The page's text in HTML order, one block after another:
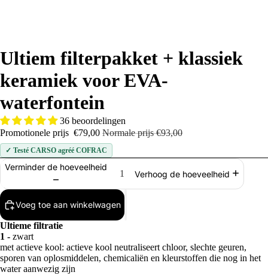
Ultiem filterpakket + klassiek
keramiek voor EVA-
waterfontein
36 beoordelingen
Promotionele prijs €79,00 Normale prijs€93,00
✓ Testé CARSO agréé COFRAC
Verminder de hoeveelheid
Verhoog de hoeveelheid
Voeg toe aan winkelwagen
Ultieme filtratie
1 - zwart
met actieve kool: actieve kool neutraliseert chloor, slechte geuren,
sporen van oplosmiddelen, chemicaliën en kleurstoffen die nog in het
water aanwezig zijn